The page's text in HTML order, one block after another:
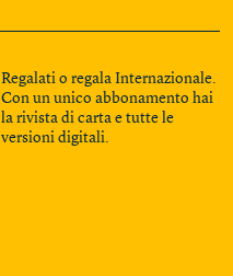
Regalati o regala Internazionale.
Con un unico abbonamento hai
la rivista di carta e tutte le
versioni digitali.